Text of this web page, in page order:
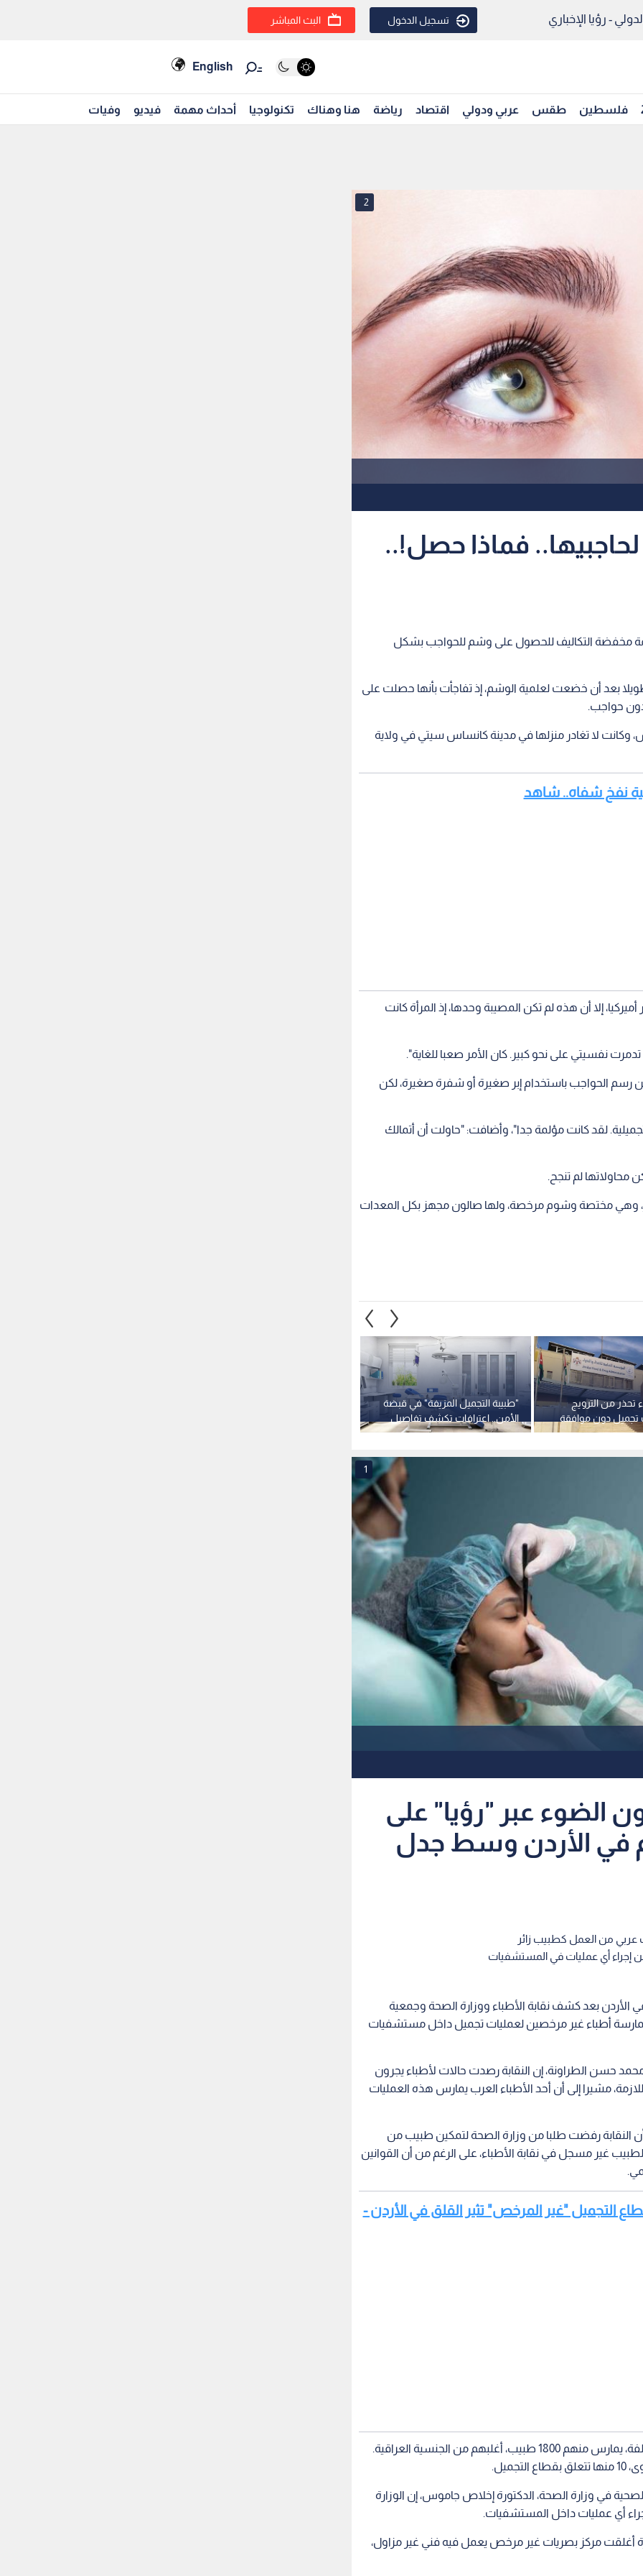
- رؤيا الإخباري تسجيل الدخول البث المباشر
English
فلسطين طقس عربي ودولي اقتصاد رياضة هنا وهناك تكنولوجيا أحداث مهمة فيديو وفيات
2
فماذا حصل!..
مخفضة التكاليف للحصول على وشم للحواجب بشكل
بعد أن خضعت لعلمية الوشم، إذ تفاجأت بأنها حصلت على
دون حواجب.
وكانت لا تغادر منزلها في مدينة كانساس سيتي في ولاية
نفخ شفاه.. شاهد
عملية الوشم لحاجبيها بقيمة 250 دولار أميركيا، إلا أن هذه لم تكن المصيبة وحدها، إذ المرأة كانت
نفسيتي على نحو كبير. كان الأمر صعبا للغاية".
رسم الحواجب باستخدام إبر صغيرة أو شفرة صغيرة، لكن
لقد كانت مؤلمة جدا"، وأضافت: "حاولت أن أتمالك
محاولاتها لم تنجح.
وهي مختصة وشوم مرخصة، ولها صالون مجهز بكل المعدات
"طبيبة التجميل المزيفة" في قبضة
الأمن.. اعترافات تكشف تفاصيل
إدارة "عيادة الوهم" بالجيزة
تحذر من الترويج
دون موافقة
1
الضوء عبر "رؤيا" على
في الأردن وسط جدل
عربي من العمل كطبيب زائر
أي عمليات في المستشفيات
الأردن بعد كشف نقابة الأطباء ووزارة الصحة وجمعية
ممارسة أطباء غير مرخصين لعمليات تجميل داخل مستشفيات
حسن الطراونة، إن النقابة رصدت حالات لأطباء يجرون
مشيرا إلى أن أحد الأطباء العرب يمارس هذه العمليات
النقابة رفضت طلبا من وزارة الصحة لتمكين طبيب من
غير مسجل في نقابة الأطباء، على الرغم من أن القوانين
التجميل "غير المرخص" تثير القلق في الأردن -
وأوضح أن النقابة تضم 4500 طبيب من جنسيات مختلفة، يمارس منهم 1800 طبيب، أغلبهم من الجنسية العراقية.
في وزارة الصحة، الدكتورة إخلاص جاموس، إن الوزارة
أي عمليات داخل المستشفيات.
أغلقت مركز بصريات غير مرخص يعمل فيه فني غير مزاول،